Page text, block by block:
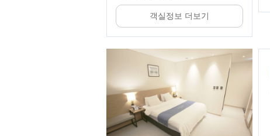
객실정보 더보기